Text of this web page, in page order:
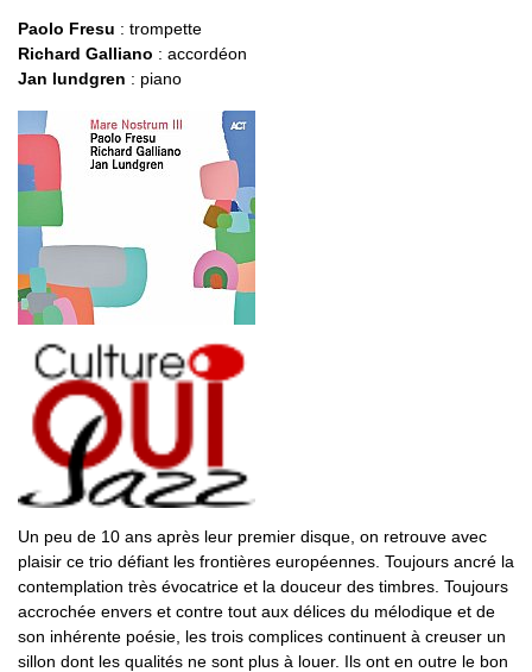
Paolo Fresu : trompette
Richard Galliano : accordéon
Jan lundgren : piano
Un peu de 10 ans après leur premier disque, on retrouve avec
plaisir ce trio défiant les frontières européennes. Toujours ancré la
contemplation très évocatrice et la douceur des timbres. Toujours
accrochée envers et contre tout aux délices du mélodique et de
son inhérente poésie, les trois complices continuent à creuser un
sillon dont les qualités ne sont plus à louer. Ils ont en outre le bon